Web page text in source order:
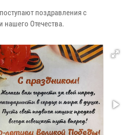
поздравления с
нашего Отечества.